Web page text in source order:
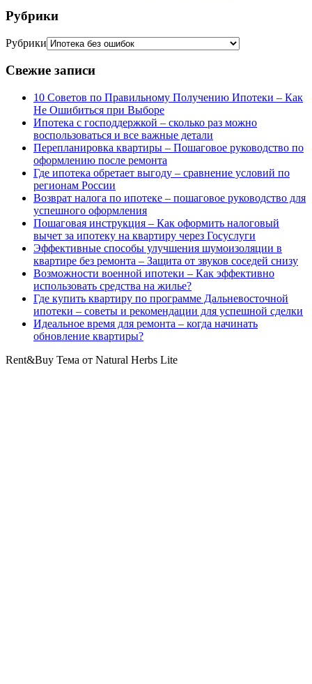
Рубрики
Рубрики
Свежие записи
10 Советов по Правильному Получению Ипотеки – Как
Не Ошибиться при Выборе
Ипотека с господдержкой – сколько раз можно
воспользоваться и все важные детали
Перепланировка квартиры – Пошаговое руководство по
оформлению после ремонта
Где ипотека обретает выгоду – сравнение условий по
регионам России
Возврат налога по ипотеке – пошаговое руководство для
успешного оформления
Пошаговая инструкция – Как оформить налоговый
вычет за ипотеку на квартиру через Госуслуги
Эффективные способы улучшения шумоизоляции в
квартире без ремонта – Защита от звуков соседей снизу
Возможности военной ипотеки – Как эффективно
использовать средства на жилье?
Где купить квартиру по программе Дальневосточной
ипотеки – советы и рекомендации для успешной сделки
Идеальное время для ремонта – когда начинать
обновление квартиры?
Rent&Buy Тема от Natural Herbs Lite